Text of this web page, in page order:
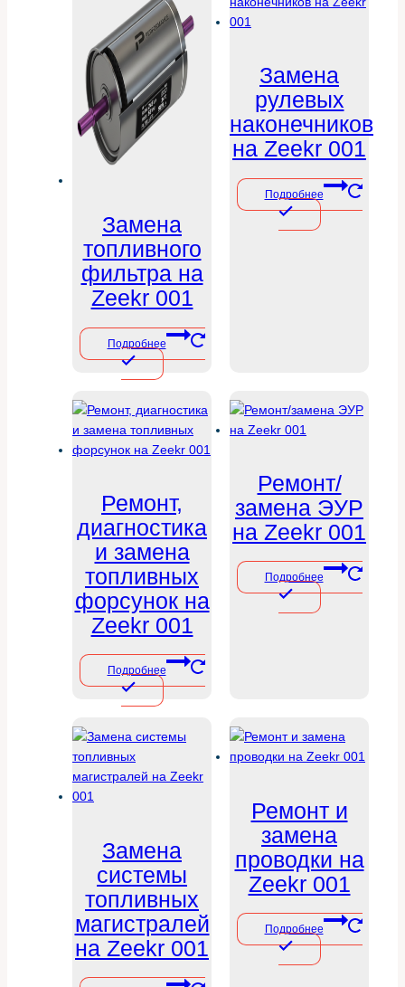
Замена
топливного
фильтра на
Zeekr 001
Подробнее
Замена
рулевых
наконечников
на Zeekr 001
Подробнее
Ремонт,
диагностика
и замена
топливных
форсунок на
Zeekr 001
Подробнее
Ремонт/
замена ЭУР
на Zeekr 001
Подробнее
Замена
системы
топливных
магистралей
на Zeekr 001
Ремонт и
замена
проводки на
Zeekr 001
Подробнее